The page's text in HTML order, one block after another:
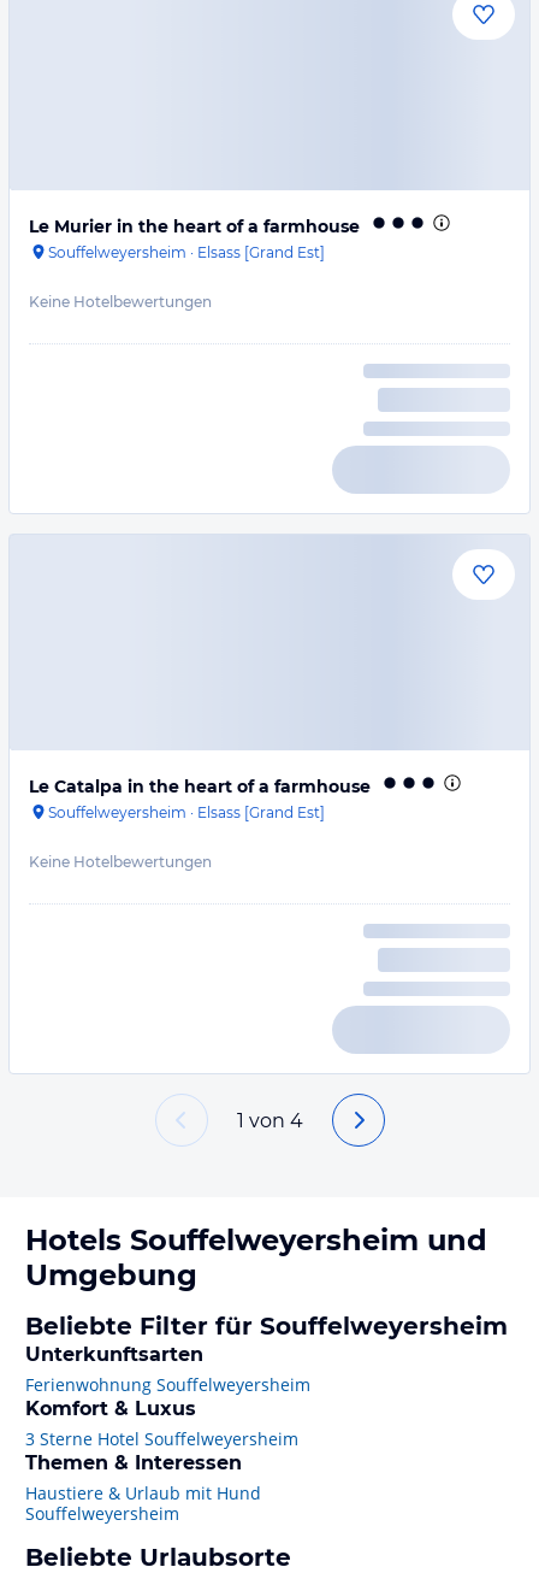
Le Murier in the heart of a farmhouse
Souffelweyersheim · Elsass [Grand Est]
Keine Hotelbewertungen
Le Catalpa in the heart of a farmhouse
Souffelweyersheim · Elsass [Grand Est]
Keine Hotelbewertungen
1 von 4
Hotels Souffelweyersheim und
Umgebung
Beliebte Filter für Souffelweyersheim
Unterkunftsarten
Ferienwohnung Souffelweyersheim
Komfort & Luxus
3 Sterne Hotel Souffelweyersheim
Themen & Interessen
Haustiere & Urlaub mit Hund
Souffelweyersheim
Beliebte Urlaubsorte